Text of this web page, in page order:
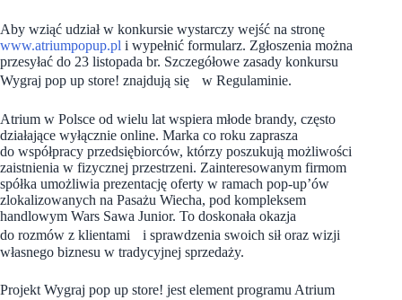
Aby wziąć udział w konkursie wystarczy wejść na stronę
www.atriumpopup.pl i wypełnić formularz. Zgłoszenia można
przesyłać do 23 listopada br. Szczegółowe zasady konkursu
Wygraj pop up store! znajdują się w Regulaminie.
Atrium w Polsce od wielu lat wspiera młode brandy, często
działające wyłącznie online. Marka co roku zaprasza
do współpracy przedsiębiorców, którzy poszukują możliwości
zaistnienia w fizycznej przestrzeni. Zainteresowanym firmom
spółka umożliwia prezentację oferty w ramach pop-up’ów
zlokalizowanych na Pasażu Wiecha, pod kompleksem
handlowym Wars Sawa Junior. To doskonała okazja
do rozmów z klientami i sprawdzenia swoich sił oraz wizji
własnego biznesu w tradycyjnej sprzedaży.
Projekt Wygraj pop up store! jest element programu Atrium